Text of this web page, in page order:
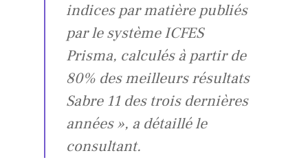
indices par matière publiés
par le système ICFES
Prisma, calculés à partir de
80% des meilleurs résultats
Sabre 11 des trois dernières
années », a détaillé le
consultant.